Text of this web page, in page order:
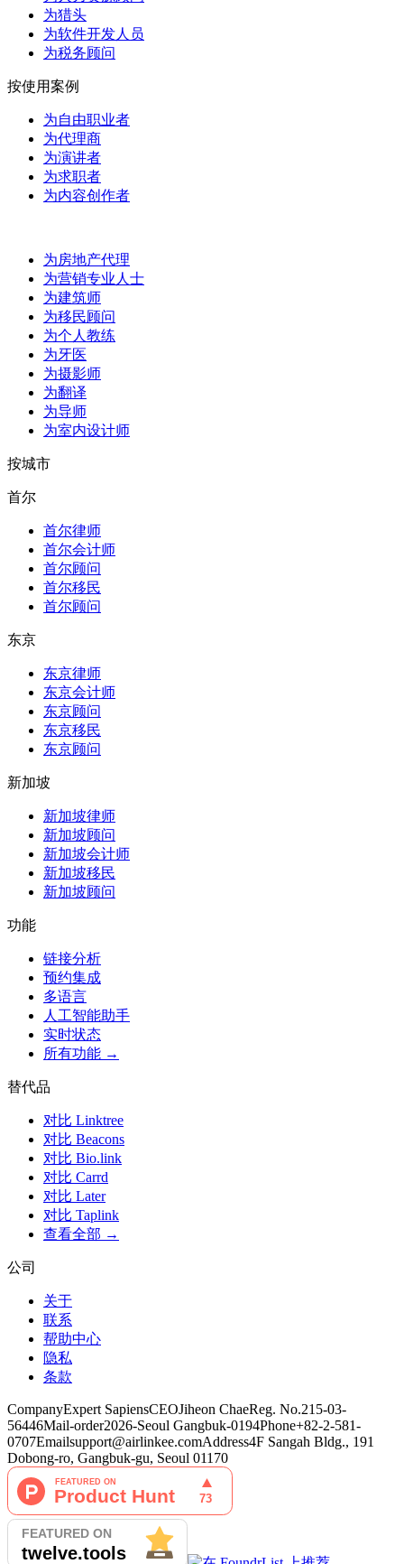
为猎头
为软件开发人员
为税务顾问
按使用案例
为自由职业者
为代理商
为演讲者
为求职者
为内容创作者
为房地产代理
为营销专业人士
为建筑师
为移民顾问
为个人教练
为牙医
为摄影师
为翻译
为导师
为室内设计师
按城市
首尔
首尔律师
首尔会计师
首尔顾问
首尔移民
首尔顾问
东京
东京律师
东京会计师
东京顾问
东京移民
东京顾问
新加坡
新加坡律师
新加坡顾问
新加坡会计师
新加坡移民
新加坡顾问
功能
链接分析
预约集成
多语言
人工智能助手
实时状态
所有功能 →
替代品
对比 Linktree
对比 Beacons
对比 Bio.link
对比 Carrd
对比 Later
对比 Taplink
查看全部 →
公司
关于
联系
帮助中心
隐私
条款
CompanyExpert SapiensCEOJiheon ChaeReg. No.215-03-
56446Mail-order2026-Seoul Gangbuk-0194Phone+82-2-581-
0707Emailsupport@airlinkee.comAddress4F Sangah Bldg., 191
Dobong-ro, Gangbuk-gu, Seoul 01170